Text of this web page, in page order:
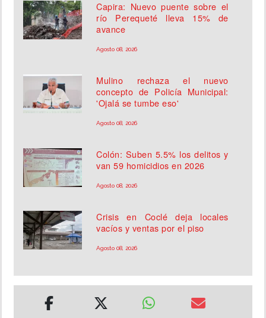
Capira: Nuevo puente sobre el
río Perequeté lleva 15% de
avance
Agosto 08, 2026
Mulino rechaza el nuevo
concepto de Policía Municipal:
'Ojalá se tumbe eso'
Agosto 08, 2026
Colón: Suben 5.5% los delitos y
van 59 homicidios en 2026
Agosto 08, 2026
Crisis en Coclé deja locales
vacíos y ventas por el piso
Agosto 08, 2026